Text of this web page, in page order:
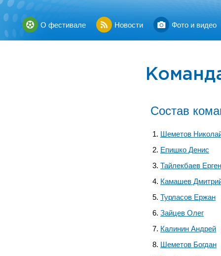
О фестивале Новости Фото и видео
Состав
Шеметов
Епишко Денис
Тайлекбаев Ерген
Камашев
Турласов Ержан
Зайцев Олег
Калинин Андрей
Шеметов Богдан